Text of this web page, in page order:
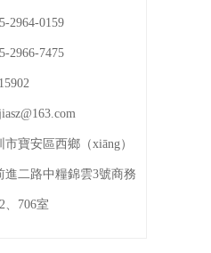
2964-0159
2966-7475
市寶安區西鄉（xiāng）
進二路中糧錦雲3號商務
、706室